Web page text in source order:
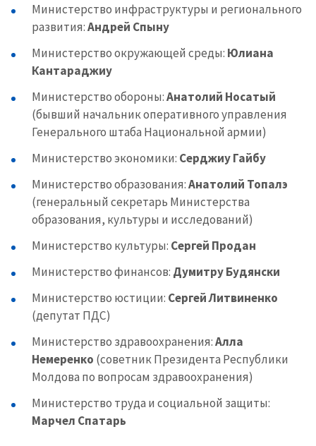
Министерство инфраструктуры и регионального
развития:Андрей Спыну
Министерство окружающей среды: Юлиана
Кантараджиу
Министерство обороны:Анатолий Носатый
(бывший начальник оперативного управления
Генерального штаба Национальной армии)
Министерство экономики: Серджиу Гайбу
Министерство образования:Анатолий Топалэ
(генеральный секретарь Министерства
образования, культуры и исследований)
Министерство культуры: Сергей Продан
Министерство финансов: Думитру Будянски
Министерство юстиции: Сергей Литвиненко
(депутат ПДС)
Министерство здравоохранения:Алла
Немеренко (советник Президента Республики
Молдова по вопросам здравоохранения)
Министерство труда и социальной защиты:
Марчел Спатарь